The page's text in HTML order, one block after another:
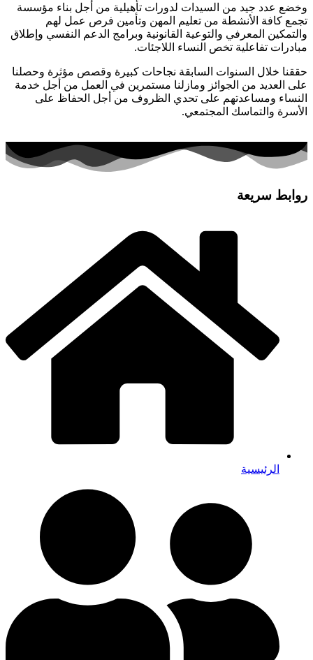
وخضع عدد جيد من السيدات لدورات تأهيلية من أجل بناء مؤسسة
تجمع كافة الأنشطة من تعليم المهن وتأمين فرص عمل لهم
والتمكين المعرفي والتوعية القانونية وبرامج الدعم النفسي وإطلاق
مبادرات تفاعلية تخص النساء اللاجئات.
حققنا خلال السنوات السابقة نجاحات كبيرة وقصص مؤثرة وحصلنا
على العديد من الجوائز ومازلنا مستمرين في العمل من أجل خدمة
النساء ومساعدتهم على تحدي الظروف من أجل الحفاظ على
الأسرة والتماسك المجتمعي.
روابط سريعة
الرئيسية